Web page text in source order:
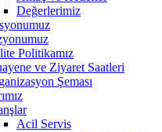
Değerlerimiz
Politikamız
ve Ziyaret Saatleri
Şeması
Acil Servis